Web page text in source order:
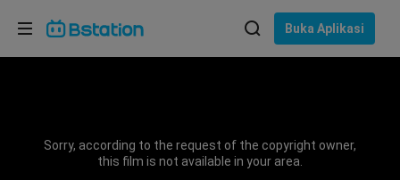
Buka Aplikasi
Sorry, according to the request of the copyright owner,
this film is not available in your area.
Pilih bahasa